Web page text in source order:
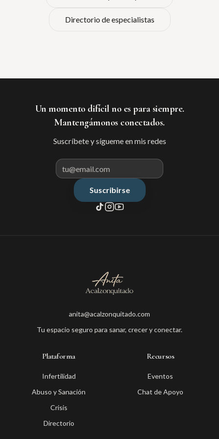
Directorio de especialistas
Un momento difícil no es para siempre.
Mantengámonos conectados.
Suscríbete y sígueme en mis redes
Correo electrónico para
Suscribirse
anita@acalzonquitado.com
Tu espacio seguro para sanar, crecer y conectar.
Plataforma
Infertilidad
Abuso y Sanación
Crisis
Directorio
Recursos
Eventos
Chat de Apoyo